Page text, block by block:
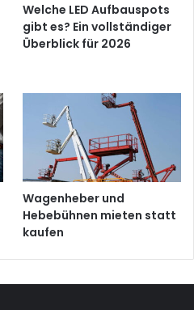
Welche LED Aufbauspots
gibt es? Ein vollständiger
Überblick für 2026
Wagenheber und
Hebebühnen mieten statt
kaufen